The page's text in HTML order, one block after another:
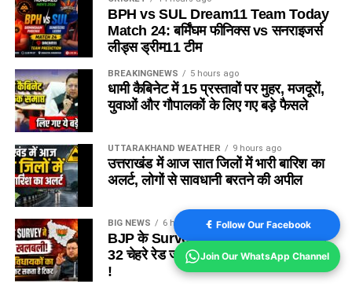
BPH vs SUL Dream11 Team Today
Match 24: बर्मिंघम फीनिक्स vs सनराइजर्स
लीड्स ड्रीम11 टीम
BREAKINGNEWS 5 hours ago
धामी कैबिनेट में 15 प्रस्तावों पर मुहर, मजदूरों,
युवाओं और गौपालकों के लिए गए बड़े फैसले
UTTARAKHAND WEATHER 9 hours ago
उत्तराखंड में आज सात जिलों में भारी बारिश का
अलर्ट, लोगों से सावधानी बरतने की अपील
BIG NEWS 6 hours ago
BJP के Survey ने खोली विधायकों की पोल,
32 चेहरे रेड जोन में, कट सकता है कई का टिकट
!
Follow Our Facebook
Join Our WhatsApp Channel